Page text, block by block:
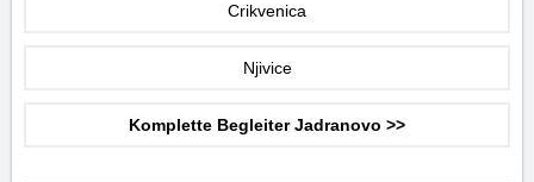
Crikvenica
Njivice
Komplette Begleiter Jadranovo >>